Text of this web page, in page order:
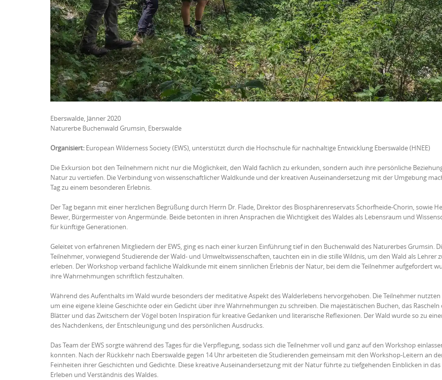
Eberswalde, Jänner 2020
Naturerbe Buchenwald Grumsin, Eberswalde
Organisiert: European Wilderness Society (EWS), unterstützt durch die Hochschule für nachhaltige Entwicklung Eberswalde (HNEE)
Die Exkursion bot den Teilnehmern nicht nur die Möglichkeit, den Wald fachlich zu erkunden, sondern auch ihre persönliche
Natur zu vertiefen. Die Verbindung von wissenschaftlicher Waldkunde und der kreativen Auseinandersetzung mit der Umgebung
Tag zu einem besonderen Erlebnis.
Der Tag begann mit einer herzlichen Begrüßung durch Herrn Dr. Flade, Direktor des Biosphärenreservats Schorfheide-Chorin, sowie
Bewer, Bürgermeister von Angermünde. Beide betonten in ihren Ansprachen die Wichtigkeit des Waldes als Lebensraum und
für künftige Generationen.
Geleitet von erfahrenen Mitgliedern der EWS, ging es nach einer kurzen Einführung tief in den Buchenwald des Naturerbes Grumsin.
Teilnehmer, vorwiegend Studierende der Wald- und Umweltwissenschaften, tauchten ein in die stille Wildnis, um den Wald als Lehrer
erleben. Der Workshop verband fachliche Waldkunde mit einem sinnlichen Erlebnis der Natur, bei dem die Teilnehmer aufgefordert
ihre Wahrnehmungen schriftlich festzuhalten.
Während des Aufenthalts im Wald wurde besonders der meditative Aspekt des Walderlebens hervorgehoben. Die Teilnehmer nutzten
um eine eigene kleine Geschichte oder ein Gedicht über ihre Wahrnehmungen zu schreiben. Die majestätischen Buchen, das Rascheln
Blätter und das Zwitschern der Vögel boten Inspiration für kreative Gedanken und literarische Reflexionen. Der Wald wurde so zu
des Nachdenkens, der Entschleunigung und des persönlichen Ausdrucks.
Das Team der EWS sorgte während des Tages für die Verpflegung, sodass sich die Teilnehmer voll und ganz auf den Workshop
konnten. Nach der Rückkehr nach Eberswalde gegen 14 Uhr arbeiteten die Studierenden gemeinsam mit den Workshop-Leitern an
Feinheiten ihrer Geschichten und Gedichte. Diese kreative Auseinandersetzung mit der Natur führte zu tiefgehenden Einblicken in das
Erleben und Verständnis des Waldes.